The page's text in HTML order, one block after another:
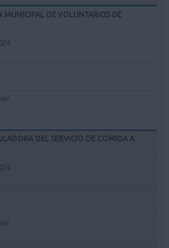
MUNICIPAL DE VOLUNTARIOS DE
DEL SERVICIO DE COMIDA A